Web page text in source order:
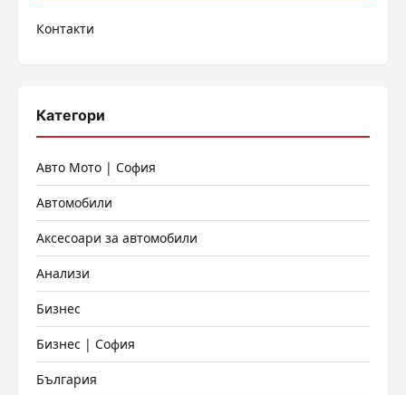
Контакти
Категори
Авто Мото | София
Автомобили
Аксесоари за автомобили
Анализи
Бизнес
Бизнес | София
България